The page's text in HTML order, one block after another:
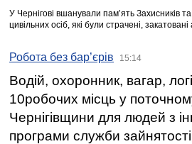
У Чернігові вшанували пам’ять Захисників
цивільних осіб, які були страчені,
Робота без бар’єрів 15:14
Водій, охоронник, вагар,
10робочих місць у
Чернігівщини для людей з
програми служби